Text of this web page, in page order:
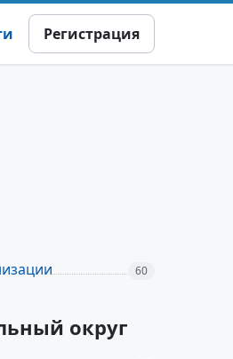
Регистрация
60
округ